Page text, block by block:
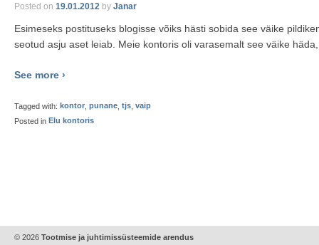
Posted on 19.01.2012 by Janar
Esimeseks postituseks blogisse võiks hästi sobida see väike
seotud asju aset leiab. Meie kontoris oli varasemalt see väike
See more ›
Tagged with: kontor punane tjs vaip
Posted in Elu kontoris
© 2026 Tootmise ja juhtimissüsteemide arendus